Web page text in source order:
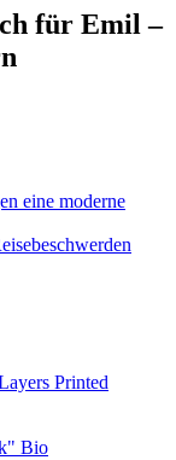
für Emil –
eine moderne
Printed
Bio